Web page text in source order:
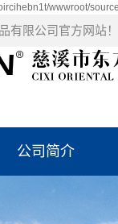
wwwroot/
有限公司官方网站！
公司简介